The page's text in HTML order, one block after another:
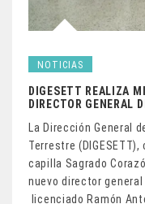
NOTICIAS
DIGESETT REALIZA
DIRECTOR GENERAL
La Dirección General
Terrestre
capilla Sagrado
nuevo director
licenciado Ramón